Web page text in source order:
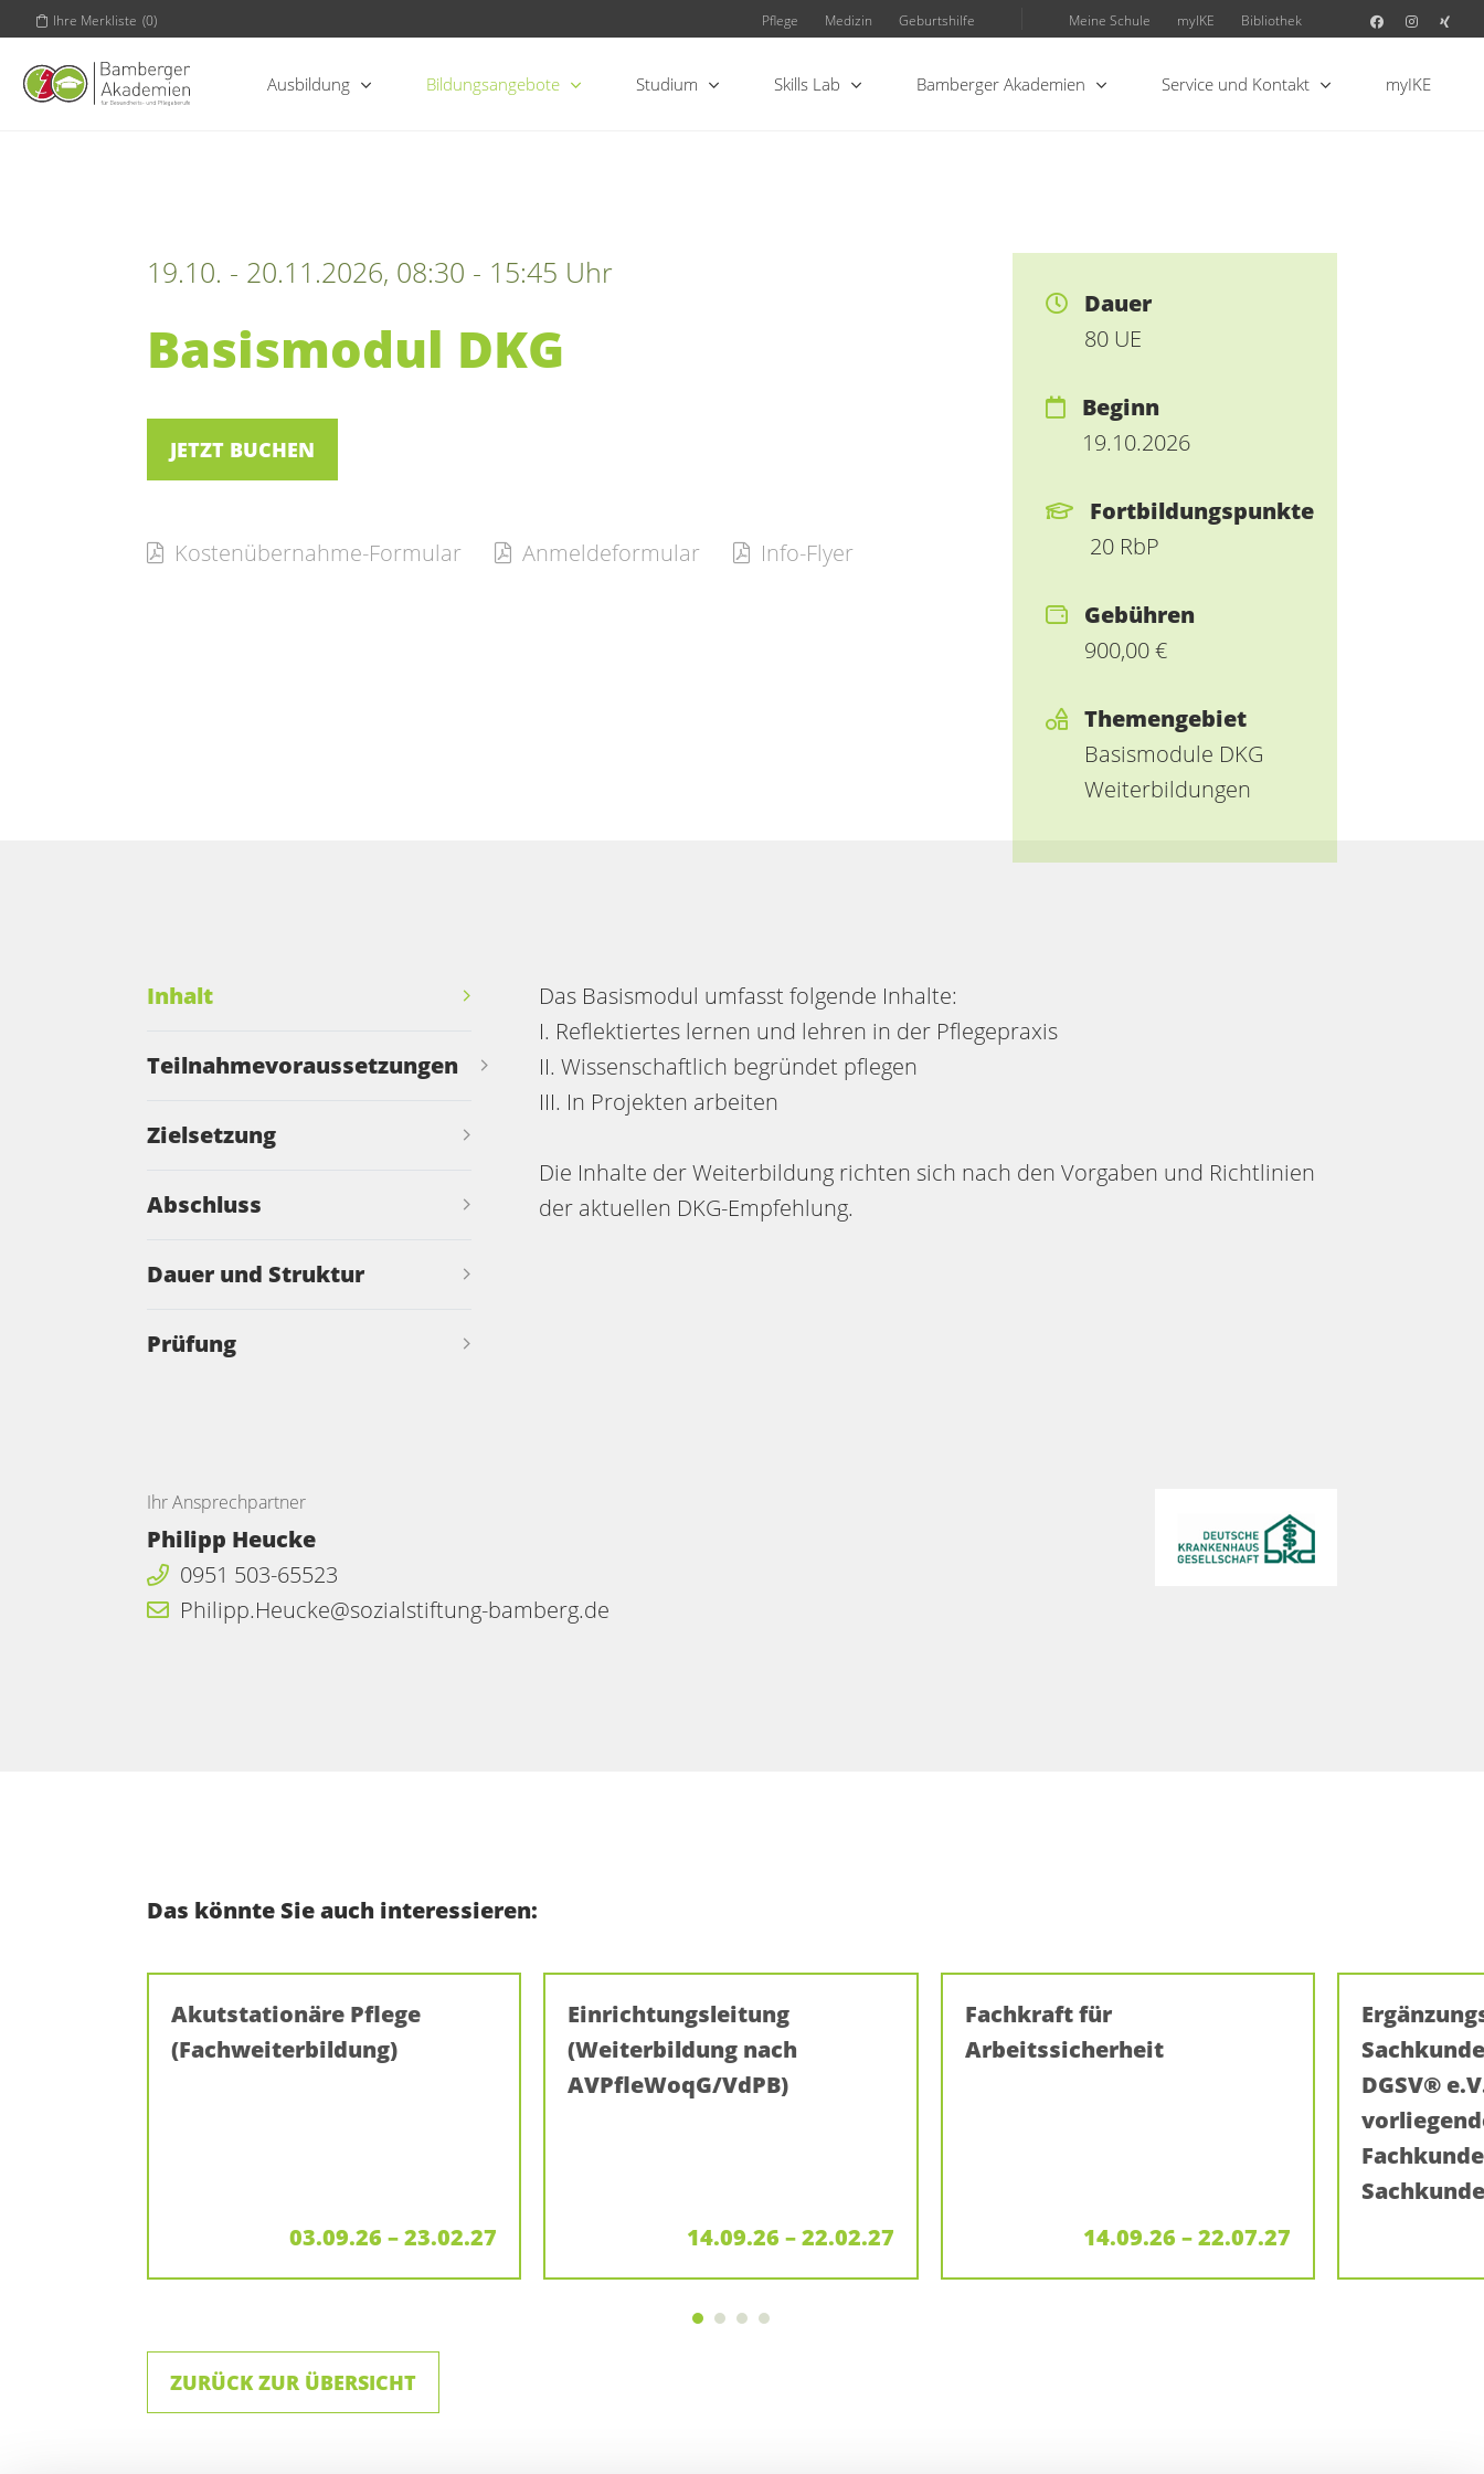
Ihre Merkliste (0) Pflege Medizin Geburtshilfe Meine Schule myIKE Bibliothek
Ausbildung Bildungsangebote Studium Skills Lab Bamberger Akademien Service und Kontakt myIKE
19.10. - 20.11.2026, 08:30 - 15:45 Uhr
Basismodul DKG
JETZT BUCHEN
Kostenübernahme-Formular Anmeldeformular Info-Flyer
Dauer
80 UE
Beginn
19.10.2026
Fortbildungspunkte
20 RbP
Gebühren
900,00 €
Themengebiet
Basismodule DKG
Weiterbildungen
Inhalt
Teilnahmevoraussetzungen
Zielsetzung
Abschluss
Dauer und Struktur
Prüfung
Das Basismodul umfasst folgende Inhalte:
I. Reflektiertes lernen und lehren in der Pflegepraxis
II. Wissenschaftlich begründet pflegen
III. In Projekten arbeiten
Die Inhalte der Weiterbildung richten sich nach den Vorgaben und Richtlinien
der aktuellen DKG-Empfehlung.
Ihr Ansprechpartner
Philipp Heucke
0951 503-65523
Philipp.Heucke@sozialstiftung-bamberg.de
Das könnte Sie auch interessieren:
Akutstationäre Pflege
(Fachweiterbildung)
03.09.26 – 23.02.27
Einrichtungsleitung
(Weiterbildung nach
AVPfleWoqG/VdPB)
14.09.26 – 22.02.27
Fachkraft für
Arbeitssicherheit
14.09.26 – 22.07.27
DGSV®
ZURÜCK ZUR ÜBERSICHT